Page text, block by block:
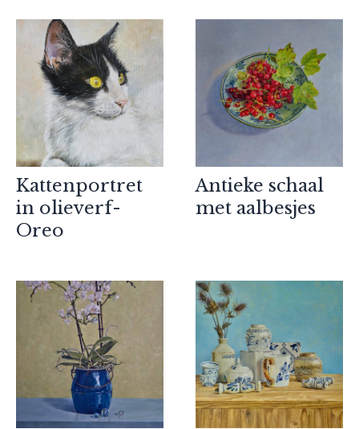
Kattenportret
in olieverf-
Oreo
Antieke schaal
met aalbesjes